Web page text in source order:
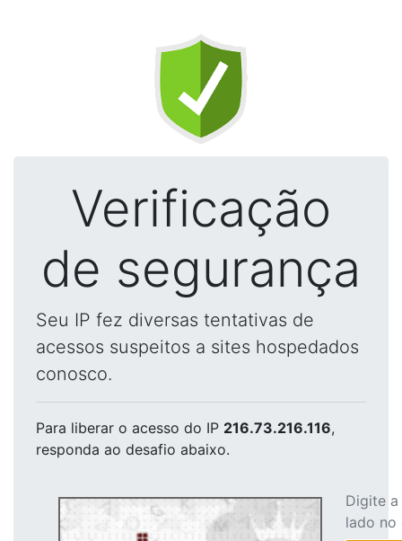
Verificação
de segurança
Seu IP fez diversas tentativas de
acessos suspeitos a sites hospedados
conosco.
Para liberar o acesso do IP 216.73.216.116,
responda ao desafio abaixo.
Digite
lado no